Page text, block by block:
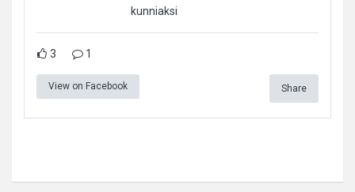
kunniaksi
3 1
View on Facebook Share